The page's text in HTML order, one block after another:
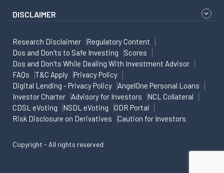
DISCLAIMER
Research Disclaimer
Regulatory Content
Dos and Don'ts to Safe Investing
Scores
Dos and Don'ts While Dealing With Investment Advisor
FAQs
T&C Apply
Privacy Policy
Digital Lending - Privacy Policy
AngelOne Personal Loans
Investor Charter
Advisory for Investors
NCL Collateral
CDSL eVoting
NSDL eVoting
ODR Portal
Risk Disclosure on Derivatives
Caution for Investors
Copyright - All rights reserved